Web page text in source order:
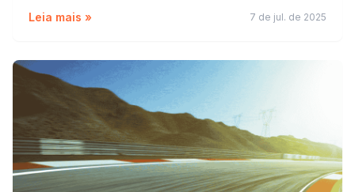
Leia mais » 7 de jul. de 2025